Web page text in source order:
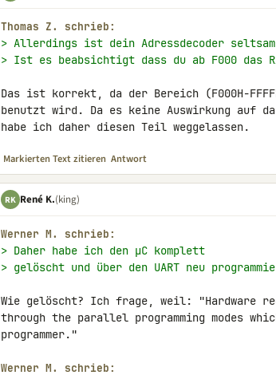
Thomas Z. schrieb:
> Allerdings ist dein Adressdecoder
> Ist es beabsichtigt dass du ab F000 das
Das ist korrekt, da der Bereich (F000H-
benutzt wird. Da es keine Auswirkung auf
habe ich daher diesen Teil weggelassen.
Markierten Text zitieren Antwort
RK René K.(king)
Werner M. schrieb:
> Daher habe ich den µC komplett
> gelöscht und über den UART neu
Wie gelöscht? Ich frage, weil: "Hardware
through the parallel programming modes
programmer."
Werner M. schrieb: